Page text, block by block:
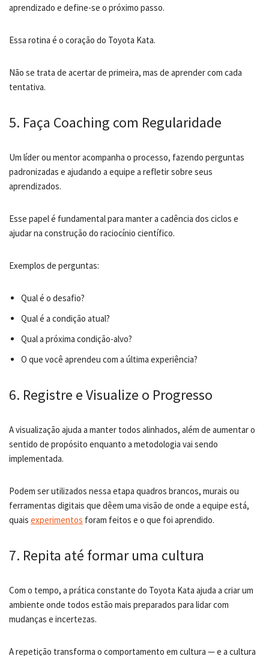
aprendizado e define-se o próximo passo.
Essa rotina é o coração do Toyota Kata.
Não se trata de acertar de primeira, mas de aprender com cada
tentativa.
5. Faça Coaching com Regularidade
Um líder ou mentor acompanha o processo, fazendo perguntas
padronizadas e ajudando a equipe a refletir sobre seus
aprendizados.
Esse papel é fundamental para manter a cadência dos ciclos e
ajudar na construção do raciocínio científico.
Exemplos de perguntas:
Qual é o desafio?
Qual é a condição atual?
Qual a próxima condição-alvo?
O que você aprendeu com a última experiência?
6. Registre e Visualize o Progresso
A visualização ajuda a manter todos alinhados, além de aumentar o
sentido de propósito enquanto a metodologia vai sendo
implementada.
Podem ser utilizados nessa etapa quadros brancos, murais ou
ferramentas digitais que dêem uma visão de onde a equipe está,
quais experimentos foram feitos e o que foi aprendido.
7. Repita até formar uma cultura
Com o tempo, a prática constante do Toyota Kata ajuda a criar um
ambiente onde todos estão mais preparados para lidar com
mudanças e incertezas.
A repetição transforma o comportamento em cultura — e a cultura